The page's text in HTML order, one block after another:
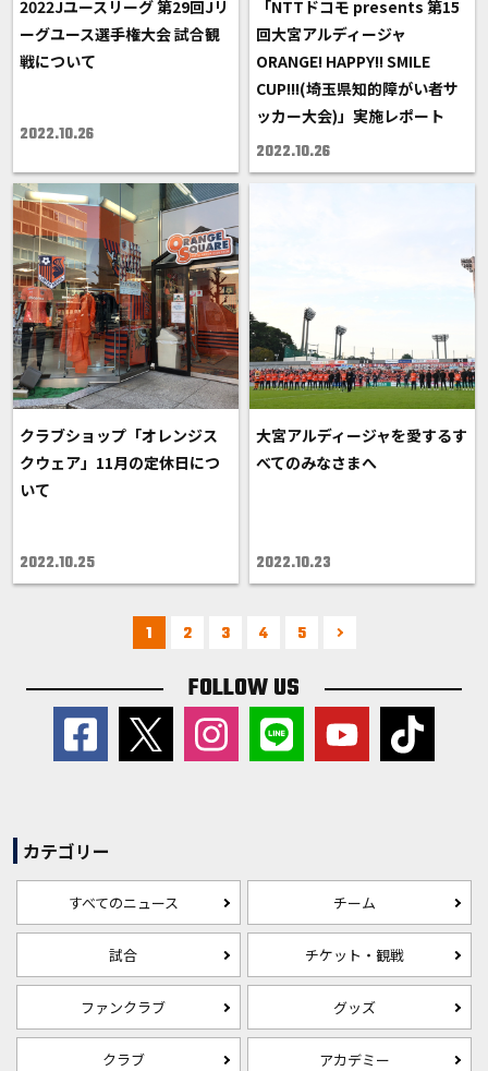
2022Jユースリーグ 第29回Jリ
ーグユース選手権大会 試合観
戦について
2022.10.26
「NTTドコモ presents 第15
回大宮アルディージャ
ORANGE! HAPPY!! SMILE
CUP!!!(埼玉県知的障がい者サ
ッカー大会)」実施レポート
2022.10.26
クラブショップ「オレンジス
クウェア」11月の定休日につ
いて
2022.10.25
大宮アルディージャを愛するす
べてのみなさまへ
2022.10.23
1 2 3 4 5
FOLLOW US
カテゴリー
すべてのニュース チーム
試合 チケット・観戦
ファンクラブ グッズ
クラブ アカデミー